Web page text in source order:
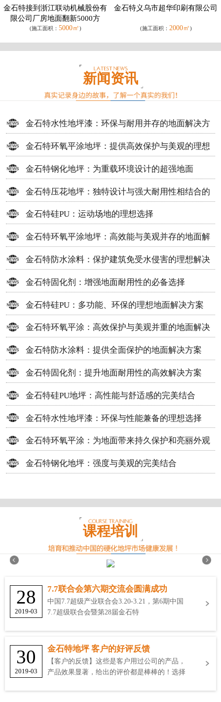
金石特接到浙江联动机械股份有
限公司厂房地面翻新5000方
(施工面积： 5000㎡)
金石特义乌市超华印刷有限公司
(施工面积： 2000㎡)
新闻资讯
金石特水性地坪漆：环保与耐用并存的地面解决方
案
金石特环氧平涂地坪：提供高效保护与美观的理想
选择
金石特钢化地坪：为重载环境设计的超强地面
金石特压花地坪：独特设计与强大耐用性相结合的
地面材料
金石特硅PU：运动场地的理想选择
金石特环氧平涂地坪：高效能与美观并存的地面解
决方案
金石特防水涂料：保护建筑免受水侵害的理想解决
方案
金石特固化剂：增强地面耐用性的必备选择
金石特硅PU：多功能、环保的理想地面解决方案
金石特环氧平涂：高效保护与美观并重的地面解决
方案
金石特防水涂料：提供全面保护的地面解决方案
金石特固化剂：提升地面耐用性的高效解决方案
金石特硅PU地坪：高性能与舒适感的完美结合
金石特水性地坪漆：环保与性能兼备的理想选择
金石特环氧平涂：为地面带来持久保护和亮丽外观
金石特钢化地坪：强度与美观的完美结合
课程培训
28
2019-03
7.7联合会第六期交流会圆满成功
中国7.7超级产业联合会3.20-3.21，第6期中国
7.7超级联合会暨第28届金石特
30
2019-03
金石特地坪 客户的好评反馈
【客户的反馈】这些是客户用过公司的产品，
产品效果显著，给出的评价都是棒棒的！选择